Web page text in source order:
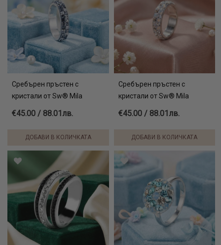
Сребърен пръстен с
кристали от Sw® Mila
€45.00 / 88.01лв.
ДОБАВИ В КОЛИЧКАТА
Сребърен пръстен с
кристали от Sw® Mila
€45.00 / 88.01лв.
ДОБАВИ В КОЛИЧКАТА